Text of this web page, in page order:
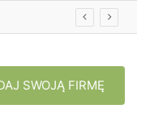
SWOJĄ FIRMĘ